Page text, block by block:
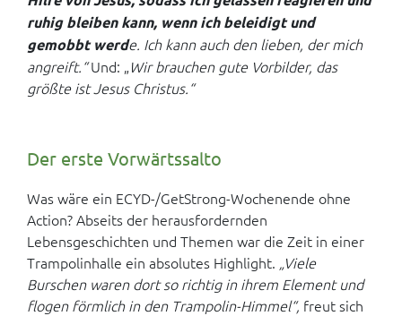
ruhig bleiben kann, wenn ich beleidigt und
gemobbt werde. Ich kann auch den lieben, der mich
angreift.“Und: „Wir brauchen gute Vorbilder, das
größte ist Jesus Christus.“
Der erste Vorwärtssalto
Was wäre ein ECYD-/GetStrong-Wochenende ohne
Action? Abseits der herausfordernden
Lebensgeschichten und Themen war die Zeit in einer
Trampolinhalle ein absolutes Highlight. „Viele
Burschen waren dort so richtig in ihrem Element und
flogen förmlich in den Trampolin-Himmel“, freut sich